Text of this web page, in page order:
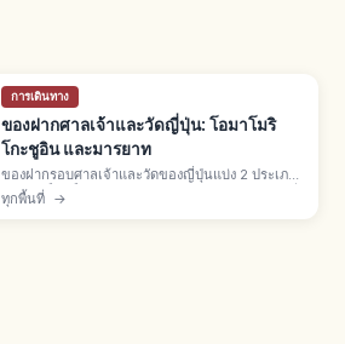
การเดินทาง
ของฝากศาลเจ้าและวัดญี่ปุ่น: โอมาโมริ
โกะชูอิน และมารยาท
ของฝากรอบศาลเจ้าและวัดของญี่ปุ่นแบ่ง 2 ประเภท:
ของศักดิ์สิทธิ์ในเขตวัด (โอมาโมริ โกะชูอิน เอมะ) ที่
"ได้รับ" ผ่านฮัตสึโฮเรียว และของฝากที่ "ซื้อ" จาก
ทุกพื้นที่ →